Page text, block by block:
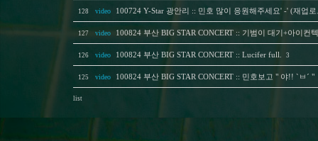
128 video 100724 Y-Star 광안리 :: 민호 많이 응원해주세요' -' (재업
127 video 100824 부산 BIG STAR CONCERT :: 기범이 대기+아이컨텍
126 video 100824 부산 BIG STAR CONCERT :: Lucifer full. 3
125 video 100824 부산 BIG STAR CONCERT :: 민호보고 " 야!! `ㅂ´ "
list